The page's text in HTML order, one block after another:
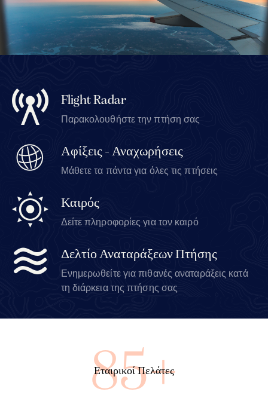
Flight Radar
Παρακολουθήστε την πτήση σας
Αφίξεις - Αναχωρήσεις
Μάθετε τα πάντα για όλες τις πτήσεις
Καιρός
Δείτε πληροφορίες για τον καιρό
Δελτίο Αναταράξεων Πτήσης
Ενημερωθείτε για πιθανές αναταράξεις κατά
τη διάρκεια της πτήσης σας
100+
Εταιρικοί Πελάτες